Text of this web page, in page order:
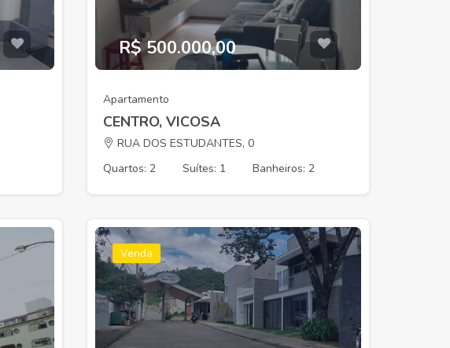
Aluguel Aluguel
R$ 500.000,00
Apartamento
CENTRO, VICOSA
RUA DOS ESTUDANTES, 0
Quartos: 2
Suítes: 1 Banheiros: 2
Venda